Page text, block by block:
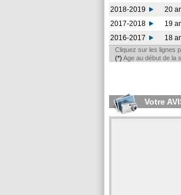
2018-2019
20
2017-2018
19
2016-2017
18
Cliquez sur les lignes
(*) Age au début de la
Votre